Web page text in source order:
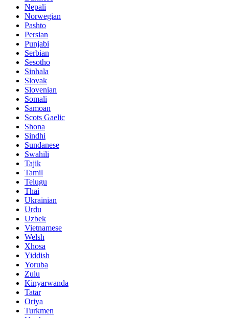
Nepali
Norwegian
Pashto
Persian
Punjabi
Serbian
Sesotho
Sinhala
Slovak
Slovenian
Somali
Samoan
Scots Gaelic
Shona
Sindhi
Sundanese
Swahili
Tajik
Tamil
Telugu
Thai
Ukrainian
Urdu
Uzbek
Vietnamese
Welsh
Xhosa
Yiddish
Yoruba
Zulu
Kinyarwanda
Tatar
Oriya
Turkmen